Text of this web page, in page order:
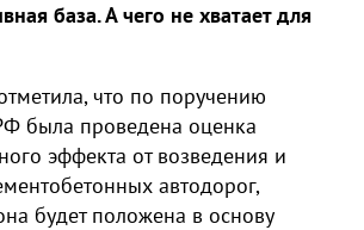
база. А чего не хватает для
что по поручению
была проведена оценка
эффекта от возведения и
автодорог,
будет положена в основу